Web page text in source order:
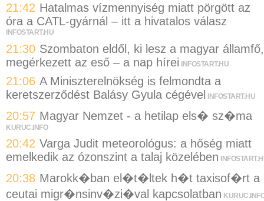
21:42 Hatalmas vízmennyiség miatt pörgött az
óra a CATL-gyárnál – itt a hivatalos válasz
INFOSTART.HU
21:30 Szombaton eldől, ki lesz a magyar államfő,
megérkezett az eső – a nap hírei INFOSTART.HU
21:06 A Miniszterelnökség is felmondta a
keretszerződést Balásy Gyula cégével
INFOSTART.HU
20:57 Magyar Nemzet - a hetilap els� sz�ma
KURUC.INFO
20:42 Varga Judit meteorológus: a hőség miatt
emelkedik az ózonszint a talaj közelében
20:38 Marokk�ban el�t�ltek h�t taxisof�rt a
ceutai migr�nsinv�zi�val kapcsolatban